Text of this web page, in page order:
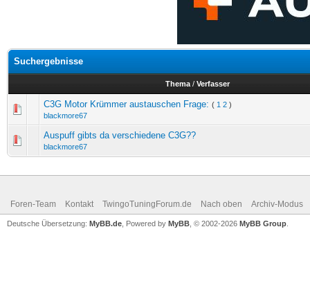
Suchergebnisse
Thema / Verfasser
C3G Motor Krümmer austauschen Frage: ( 1 2 )
blackmore67
Auspuff gibts da verschiedene C3G??
blackmore67
Foren-Team Kontakt TwingoTuningForum.de Nach oben Archiv-Modus
Deutsche Übersetzung: MyBB.de , Powered by MyBB , © 2002-2026 MyBB Group